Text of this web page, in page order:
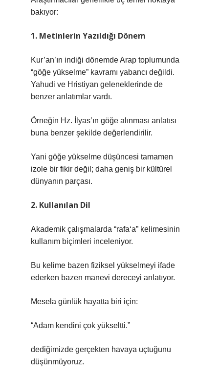
bakıyor:
1. Metinlerin Yazıldığı Dönem
Kur’an’ın indiği dönemde Arap toplumunda
“göğe yükselme” kavramı yabancı değildi.
Yahudi ve Hristiyan geleneklerinde de
benzer anlatımlar vardı.
Örneğin Hz. İlyas’ın göğe alınması anlatısı
buna benzer şekilde değerlendirilir.
Yani göğe yükselme düşüncesi tamamen
izole bir fikir değil; daha geniş bir kültürel
dünyanın parçası.
2. Kullanılan Dil
Akademik çalışmalarda “rafa‘a” kelimesinin
kullanım biçimleri inceleniyor.
Bu kelime bazen fiziksel yükselmeyi ifade
ederken bazen manevi dereceyi anlatıyor.
Mesela günlük hayatta biri için:
“Adam kendini çok yükseltti.”
dediğimizde gerçekten havaya uçtuğunu
düşünmüyoruz.